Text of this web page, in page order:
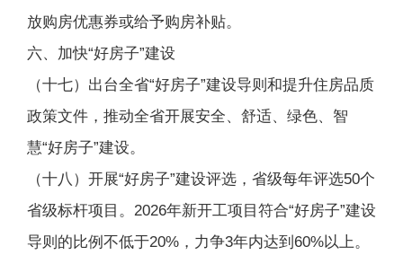
放购房优惠券或给予购房补贴。
六、加快“好房子”建设
（十七）出台全省“好房子”建设导则和提升住房品质
政策文件，推动全省开展安全、舒适、绿色、智
慧“好房子”建设。
（十八）开展“好房子”建设评选，省级每年评选50个
省级标杆项目。2026年新开工项目符合“好房子”建设
导则的比例不低于20%，力争3年内达到60%以上。